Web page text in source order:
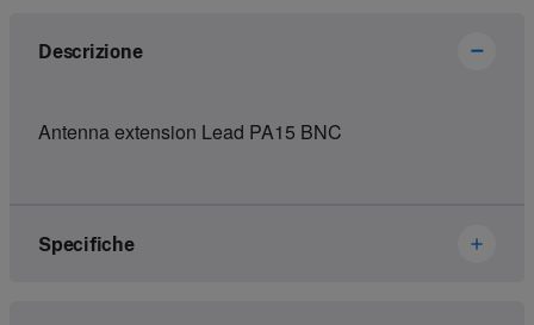
Descrizione
Antenna extension Lead PA15 BNC
Specifiche